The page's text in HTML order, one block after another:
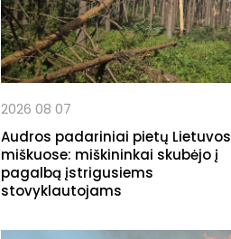
2026 08 07
Audros padariniai pietų Lietuvos
miškuose: miškininkai skubėjo į
pagalbą įstrigusiems
stovyklautojams